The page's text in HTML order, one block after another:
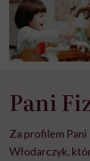
Pani
Za profilem
Włodarczyk,